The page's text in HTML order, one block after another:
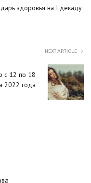
здоровья на I декаду
NEXT ARTICLE
с 12 по 18
2022 года